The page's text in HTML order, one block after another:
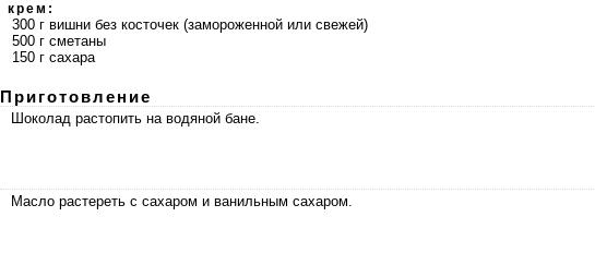
крем:
300 г вишни без косточек (замороженной или свежей)
500 г сметаны
150 г сахара
Приготовление
Шоколад растопить на водяной бане.
Масло растереть с сахаром и ванильным сахаром.